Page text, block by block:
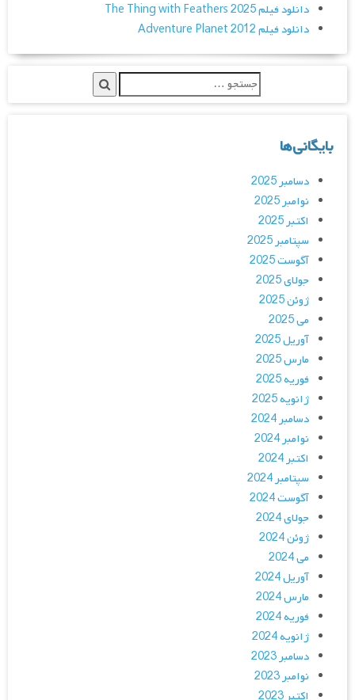
دانلود فیلم The Thing with Feathers 2025
دانلود فیلم Adventure Planet 2012
بایگانی‌ها
دسامبر 2025
نوامبر 2025
اکتبر 2025
سپتامبر 2025
آگوست 2025
جولای 2025
ژوئن 2025
می 2025
آوریل 2025
مارس 2025
فوریه 2025
ژانویه 2025
دسامبر 2024
نوامبر 2024
اکتبر 2024
سپتامبر 2024
آگوست 2024
جولای 2024
ژوئن 2024
می 2024
آوریل 2024
مارس 2024
فوریه 2024
ژانویه 2024
دسامبر 2023
نوامبر 2023